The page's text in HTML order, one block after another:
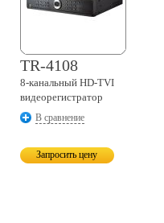
TR-4108
8-канальный HD-TVI
видеорегистратор
В сравнение
Запросить цену